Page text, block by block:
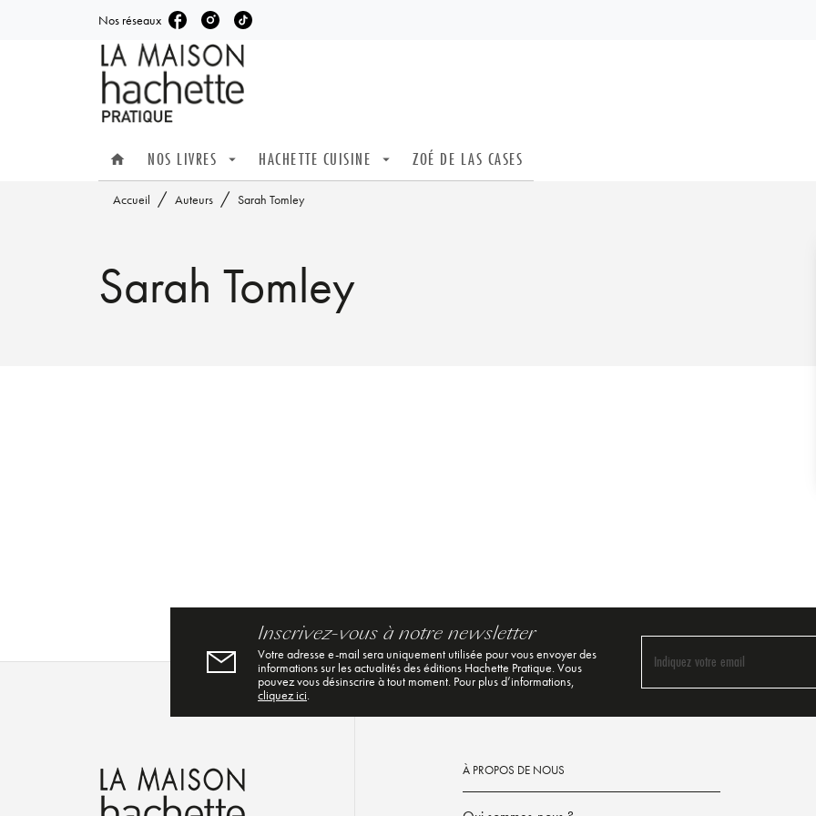
MENU RECHERCHE
Nos réseaux
home NOS LIVRES arrow_drop_down HACHETTE CUISINE arrow_drop_down ZOÉ DE LAS CASES
Accueil / Auteurs / Sarah Tomley
Sarah Tomley
Inscrivez-vous à notre newsletter
Votre adresse e-mail sera uniquement utilisée pour vous envoyer des
informations sur les actualités des éditions Hachette Pratique. Vous
pouvez vous désinscrire à tout moment. Pour plus d’informations,
cliquez ici.
Indiquez votre email
À PROPOS DE NOUS